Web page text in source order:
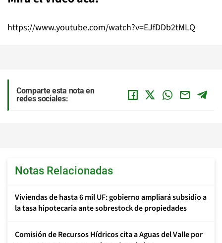
https://www.youtube.com/watch?v=EJfDDb2tMLQ
Comparte esta nota en
redes sociales:
Notas Relacionadas
Viviendas de hasta 6 mil UF: gobierno ampliará subsidio a
la tasa hipotecaria ante sobrestock de propiedades
Comisión de Recursos Hídricos cita a Aguas del Valle por